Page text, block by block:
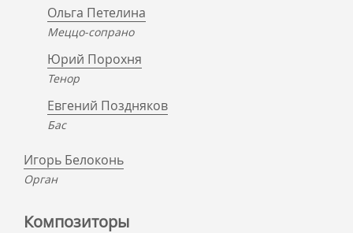
Ольга Петелина
Меццо-сопрано
Юрий Порохня
Тенор
Евгений Поздняков
Бас
Игорь Белоконь
Орган
Композиторы